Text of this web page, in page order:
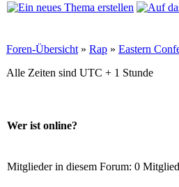
Foren-Übersicht » Rap » Eastern
Alle Zeiten sind UTC + 1 Stunde
Wer ist online?
Mitglieder in diesem Forum: 0